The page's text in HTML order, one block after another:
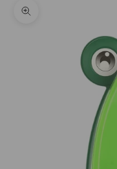
Zoom picture